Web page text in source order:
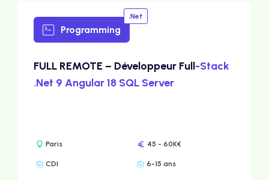
Programming
.Net
FULL REMOTE – Développeur Full-Stack
.Net 9 Angular 18 SQL Server
Paris 45 - 60K€
CDI 6-15 ans